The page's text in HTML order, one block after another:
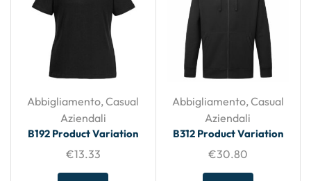
Abbigliamento,Casual
Aziendali
B192 Product Variation
€13.33
Abbigliamento,Casual
Aziendali
B312 Product Variation
€30.80